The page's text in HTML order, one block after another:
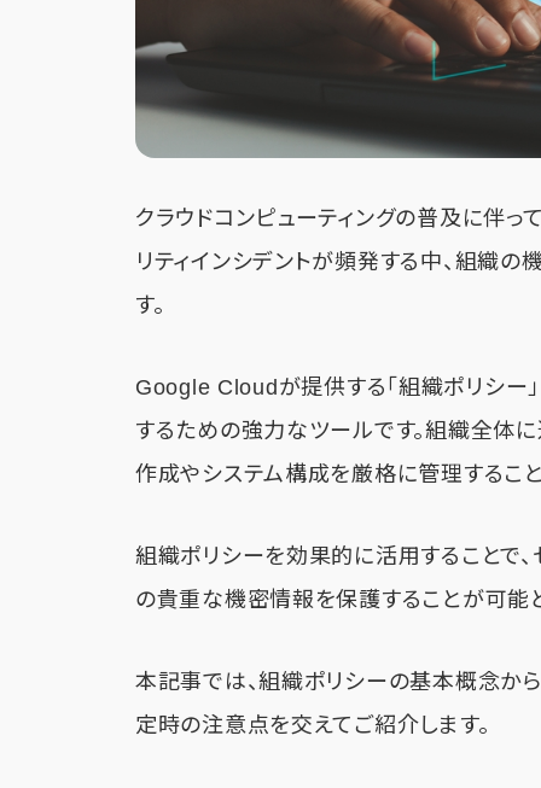
クラウドコンピューティングの普及に伴
リティインシデントが頻発する中、組織
す。
Google Cloudが提供する「組織ポリシー
するための強力なツールです。組織全体
作成やシステム構成を厳格に管理すること
組織ポリシーを効果的に活用することで
の貴重な機密情報を保護することが可能
本記事では、組織ポリシーの基本概念か
定時の注意点を交えてご紹介します。